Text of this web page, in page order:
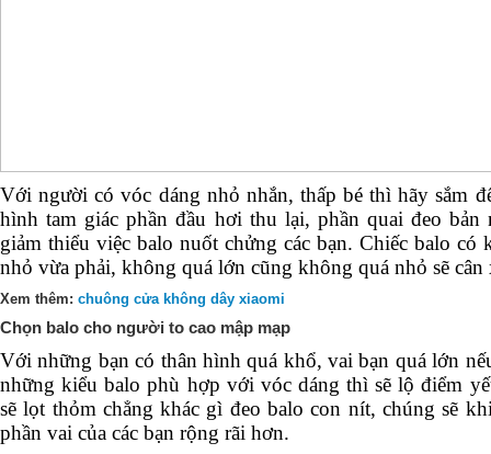
Với người có vóc dáng nhỏ nhắn, thấp bé thì hãy sắm
hình tam giác phần đầu hơi thu lại, phần quai đeo
giảm thiểu việc balo nuốt chửng các bạn. Chiếc balo có
nhỏ vừa phải, không quá lớn cũng không quá nhỏ sẽ
Xem thêm: chuông cửa không dây xiaomi
Chọn balo cho người to cao mập mạp
Với những bạn có thân hình quá khổ, vai bạn quá lớn
những kiểu balo phù hợp với vóc dáng thì sẽ lộ điểm
sẽ lọt thỏm chẳng khác gì đeo balo con nít, chúng sẽ
phần vai của các bạn rộng rãi hơn.